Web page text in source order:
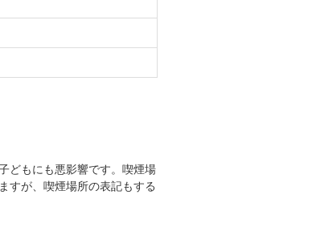
どもにも悪影響です。喫煙場
すが、喫煙場所の表記もする